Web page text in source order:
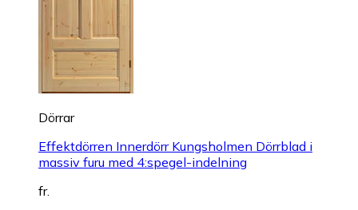
Dörrar
Effektdörren Innerdörr Kungsholmen Dörrblad i
massiv furu med 4:spegel-indelning
fr.